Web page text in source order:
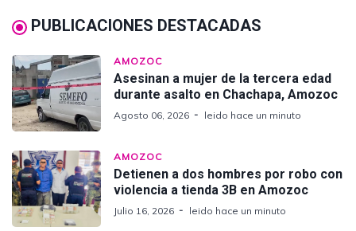
PUBLICACIONES DESTACADAS
AMOZOC
Asesinan a mujer de la tercera edad
durante asalto en Chachapa, Amozoc
Agosto 06, 2026 leido hace un minuto
AMOZOC
Detienen a dos hombres por robo con
violencia a tienda 3B en Amozoc
Julio 16, 2026 leido hace un minuto